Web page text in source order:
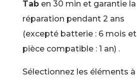
Taben 30 min et garantie la
réparation pendant 2 ans
(excepté batterie : 6 mois et
pièce compatible : 1 an) .
Sélectionnez les éléments à